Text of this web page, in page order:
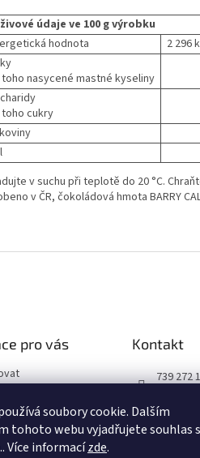
soubory cookie. Dalším
tohoto webu vyjadřujete souhlas
Více informacízde.
údaje ve 100 g výrobku
hodnota
2 296
toho nasycené mastné kyseliny
toho cukry
v suchu při teplotě do 20 °C.
v ČR, čokoládová hmota BARRY
pro vás
osobních
Kontakt
739 272
https://
m/